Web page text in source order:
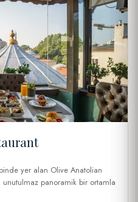
yer alan Olive Anatolian
unutulmaz panoramik bir ortamla